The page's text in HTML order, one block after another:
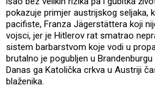
pokazuje primjer austrijskog seljaka,
pacifiste, Franza Jägerstättera koji
vojsci, jer je Hitlerov rat smatrao
sistem barbarstvom koje vodi u
brutalno je pogubljen u
Danas ga Katolička crkva u Austriji
blaženika.